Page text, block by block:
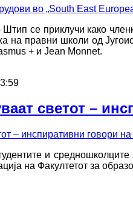
се приклучи како
на правни школи од
+ и Jean Monnet.
светот –
и
на Факултетот за